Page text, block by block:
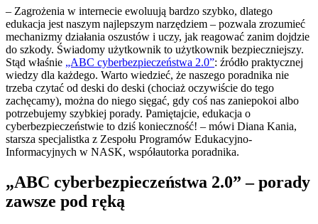
– Zagrożenia w internecie ewoluują bardzo szybko, dlatego
edukacja jest naszym najlepszym narzędziem – pozwala zrozumieć
mechanizmy działania oszustów i uczy, jak reagować zanim dojdzie
do szkody. Świadomy użytkownik to użytkownik bezpieczniejszy.
Stąd właśnie „ABC cyberbezpieczeństwa 2.0”: źródło praktycznej
wiedzy dla każdego. Warto wiedzieć, że naszego poradnika nie
trzeba czytać od deski do deski (chociaż oczywiście do tego
zachęcamy), można do niego sięgać, gdy coś nas zaniepokoi albo
potrzebujemy szybkiej porady. Pamiętajcie, edukacja o
cyberbezpieczeństwie to dziś konieczność! – mówi Diana Kania,
starsza specjalistka z Zespołu Programów Edukacyjno-
Informacyjnych w NASK, współautorka poradnika.
„ABC cyberbezpieczeństwa 2.0” – porady
zawsze pod ręką